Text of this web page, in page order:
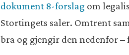
dokument 8-forslag om
Stortingets saler. Omtrent
bra og gjengir den nedenfor –